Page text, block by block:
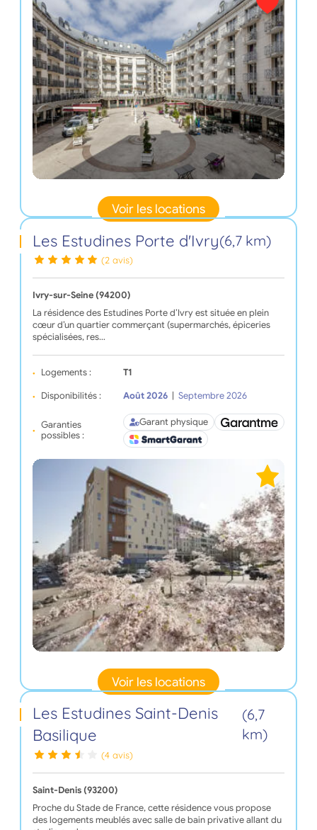
Voir les locations
Les Estudines Porte d'Ivry(6,7 km)
(2 avis)
Ivry-sur-Seine (94200)
La résidence des Estudines Porte d’Ivry est située en plein
cœur d’un quartier commerçant (supermarchés, épiceries
spécialisées, res…
Logements : T1
Disponibilités : Août 2026 Septembre 2026
Garanties
possibles :
Garant physique
Voir les locations
Les Estudines Saint-Denis
Basilique
(6,7
km)
(4 avis)
Saint-Denis (93200)
Proche du Stade de France, cette résidence vous propose
des logements meublés avec salle de bain privative allant du